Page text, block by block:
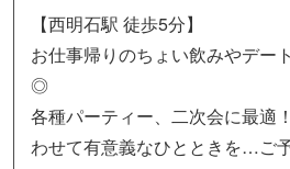
【西明石駅 徒歩5分】
お仕事帰りのちょい飲みやデー
◎
各種パーティー、二次会に最適
わせて有意義なひとときを…ご